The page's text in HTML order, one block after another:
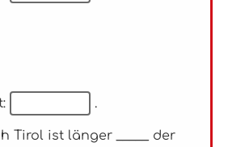
.
Tirol ist länger _____ der